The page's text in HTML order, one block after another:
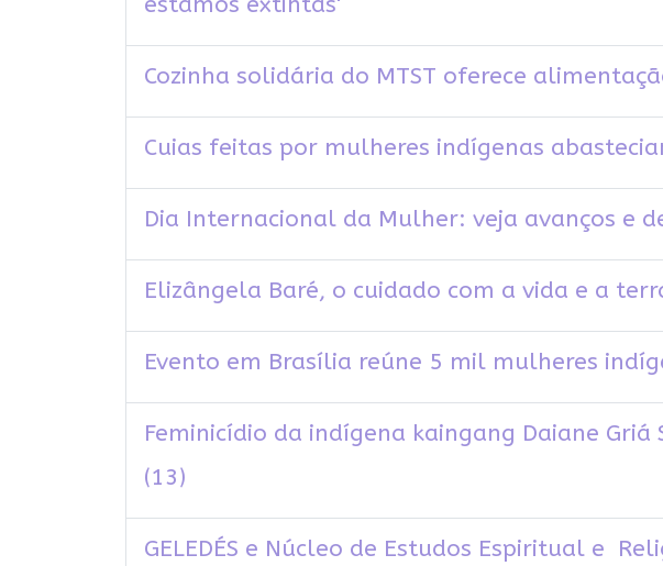
Cozinha solidária do MTST oferece
Cuias feitas por mulheres indígenas
Dia Internacional da Mulher: veja avanços e
Elizângela Baré, o cuidado com a vida e a
Evento em Brasília reúne 5 mil mulheres
Feminicídio da indígena kaingang Daiane
(13)
GELEDÉS e Núcleo de Estudos Espiritual e